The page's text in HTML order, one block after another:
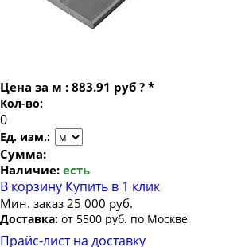
Балка двутавровая двутавр 70
Цена за м : 883.91 руб ? *
Кол-во:
Ед. изм.:
Сумма:
Наличие: есть
В корзину Купить в 1 клик
Мин. заказ 25 000 руб.
Доставка: от 5500 руб. по Москве
Прайс-лист на доставку